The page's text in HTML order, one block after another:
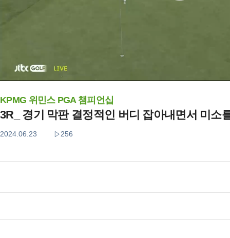
KPMG 위민스 PGA 챔피언십
3R_ 경기 막판 결정적인 버디 잡아내면서 미소
2024.06.23 256